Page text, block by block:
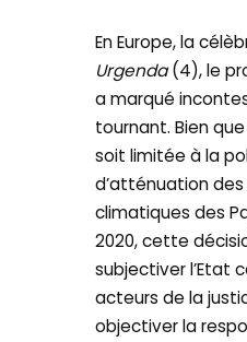
En Europe, la
Urgenda(4), le
a marqué
tournant. Bien
soit limitée à la
d’atténuation
climatiques des
2020, cette
subjectiver l’Etat
acteurs de la
objectiver la